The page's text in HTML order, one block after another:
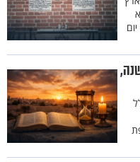
עצות זהב בנות 2000 שנה,